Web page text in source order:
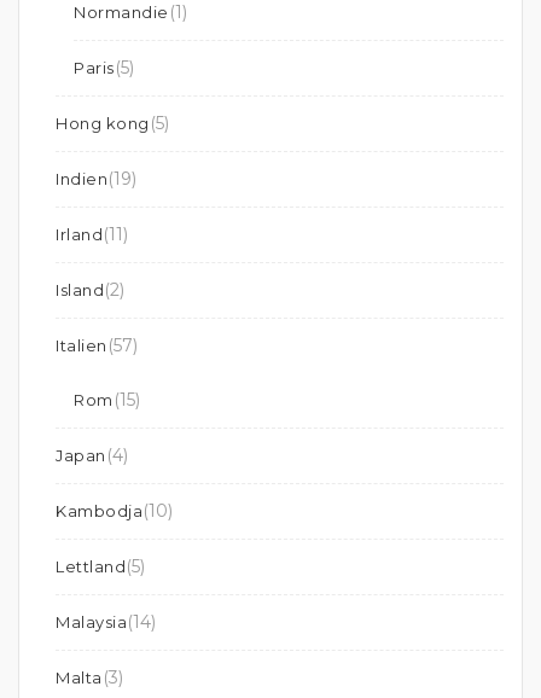
Normandie (1)
Paris(5)
Hong kong (5)
Indien(19)
Irland(11)
Island(2)
Italien (57)
Rom (15)
Japan (4)
Kambodja(10)
Lettland(5)
Malaysia(14)
Malta (3)